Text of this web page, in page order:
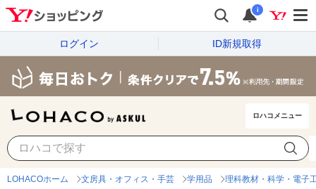
i
ログイン ID新規取得
ロハコメニュー
LOHACOホーム 文房具・オフィス・手芸 学用品 理科教材・科学・電子